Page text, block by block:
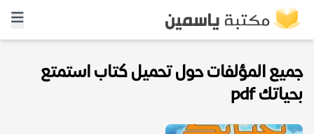
جميع المؤلفات حول تحميل كتاب استمتع
بحياتك pdf